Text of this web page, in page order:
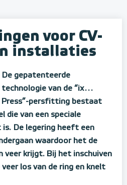
voor CV-
installaties
De gepatenteerde
technologie van de “ix…
Press”-persfitting bestaat
die van een speciale
De legering heeft een
waardoor het de
veer krijgt. Bij het inschuiven
los van de ring en knelt